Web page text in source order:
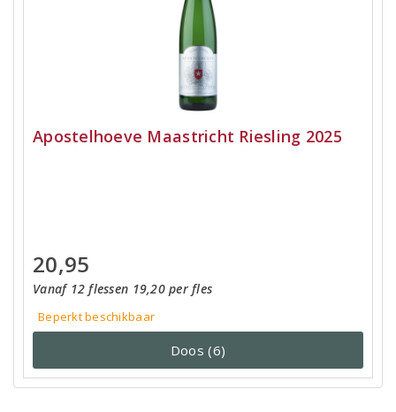
Apostelhoeve Maastricht Riesling 2025
20,95
Vanaf 12 flessen 19,20 per fles
Beperkt beschikbaar
Doos (6)